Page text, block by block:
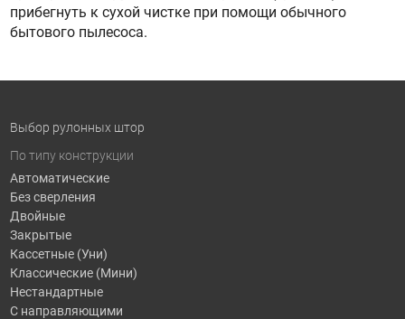
прибегнуть к сухой чистке при помощи обычного
бытового пылесоса.
Выбор рулонных штор
По типу конструкции
Автоматические
Без сверления
Двойные
Закрытые
Кассетные (Уни)
Классические (Мини)
Нестандартные
С направляющими